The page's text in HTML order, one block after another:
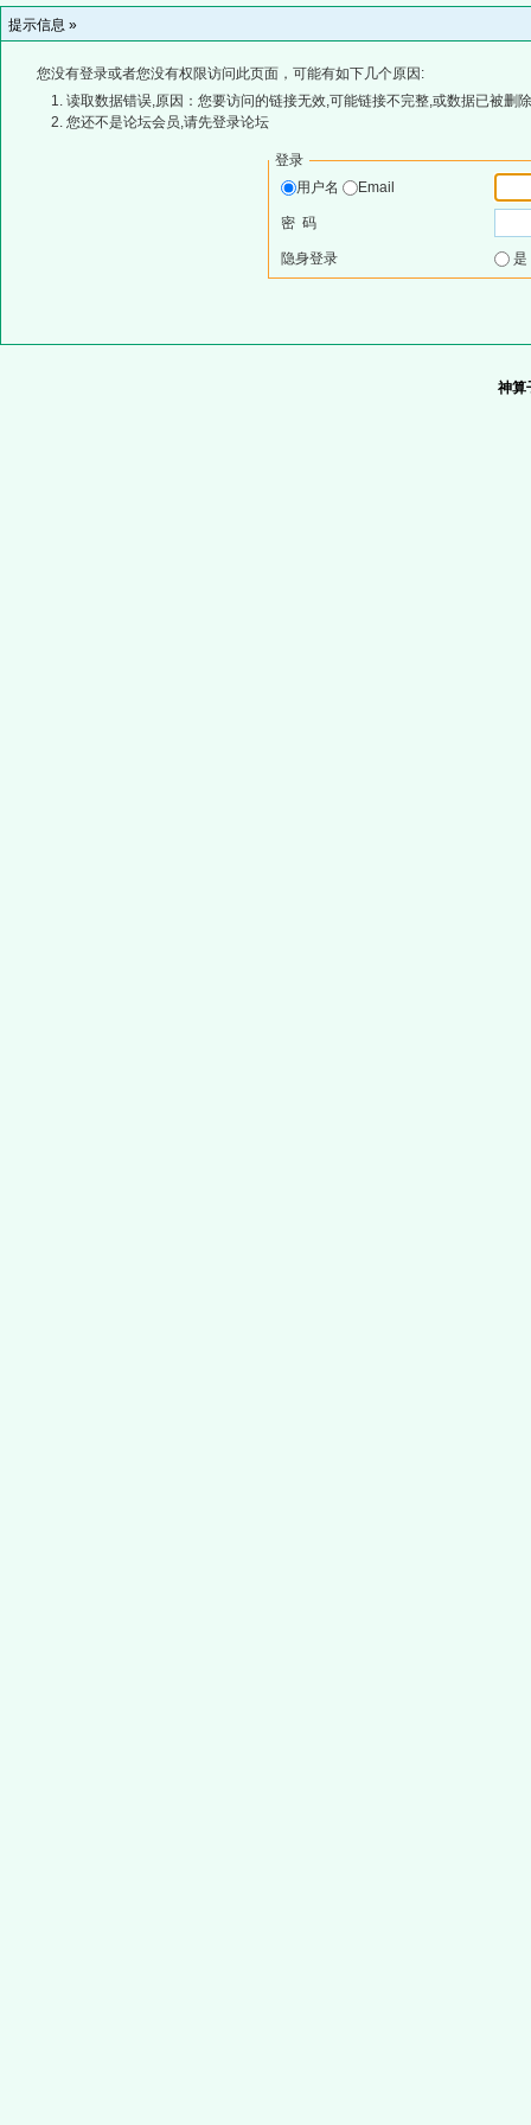
提示信息 »
您没有登录或者您没有权限访问此页面，可能有如下几个原因:
读取数据错误,原因：您要访问的链接无效,可能链接不完整,或数据已被删
您还不是论坛会员,请先登录论坛
登录
用户名
Email
密 码
隐身登录
神算